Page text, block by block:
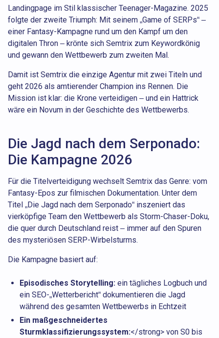
Landingpage im Stil klassischer Teenager-Magazine. 2025
folgte der zweite Triumph: Mit seinem „Game of SERPs“ –
einer Fantasy-Kampagne rund um den Kampf um den
digitalen Thron – krönte sich Semtrix zum Keywordkönig
und gewann den Wettbewerb zum zweiten Mal.
Damit ist Semtrix die einzige Agentur mit zwei Titeln und
geht 2026 als amtierender Champion ins Rennen. Die
Mission ist klar: die Krone verteidigen – und ein Hattrick
wäre ein Novum in der Geschichte des Wettbewerbs.
Die Jagd nach dem Serponado:
Die Kampagne 2026
Für die Titelverteidigung wechselt Semtrix das Genre: vom
Fantasy-Epos zur filmischen Dokumentation. Unter dem
Titel „Die Jagd nach dem Serponado“ inszeniert das
vierköpfige Team den Wettbewerb als Storm-Chaser-Doku,
die quer durch Deutschland reist – immer auf den Spuren
des mysteriösen SERP-Wirbelsturms.
Die Kampagne basiert auf:
Episodisches Storytelling: ein tägliches Logbuch und
ein SEO-„Wetterbericht“ dokumentieren die Jagd
während des gesamten Wettbewerbs in Echtzeit
Ein maßgeschneidertes
Sturmklassifizierungssystem:</strong> von S0 bis